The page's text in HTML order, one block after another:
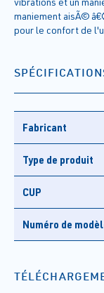
maniement aisÃ©
pour le confort de
Fabricant
Type de produit
CUP
Numéro de